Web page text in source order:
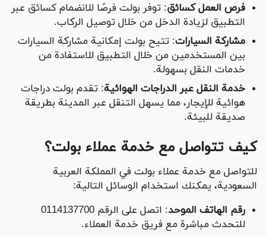
فرص العمل كسائق: توفر بولت فرصًا للانضمام كسائق عبر
التطبيق لزيادة الدخل من خلال توصيل الركاب.
مشاركة السيارات: تتيح بولت إمكانية مشاركة السيارات
بين المستخدمين من خلال التطبيق للاستفادة من
خدمات النقل بسهولة.
خدمة النقل عبر الدراجات الهوائية: تقدم بولت دراجات
هوائية للإيجار، مما يسهل التنقل عبر المدينة بطريقة
صديقة للبيئة.
كيف تتواصل مع خدمة عملاء بولت؟
للتواصل مع خدمة عملاء بولت في المملكة العربية
السعودية، يمكنك استخدام الوسائل التالية:​
رقم الهاتف الموحد
: اتصل على الرقم 0114137700
للتحدث مباشرة مع فريق خدمة العملاء.​